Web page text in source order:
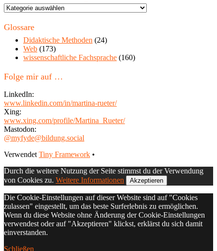
Themen
diesem
Glossare
Didaktische Methoden (24)
Web (173)
wissenschaftliche Fachsprache (160)
Folge mir auf …
LinkedIn:
www.linkedin.com/in/martina-rueter/
Xing:
www.xing.com/profile/Martina_Rueter/
Mastodon:
@myfyde@bildung.social
Footer
Inhalt
Verwendet Tiny Framework •
Durch die weitere Nutzung der Seite stimmst du der Verwendung
von Cookies zu. Weitere Informationen Akzeptieren
Die Cookie-Einstellungen auf dieser Website sind auf "Cookies
zulassen" eingestellt, um das beste Surferlebnis zu ermöglichen.
Wenn du diese Website ohne Änderung der Cookie-Einstellungen
verwendest oder auf "Akzeptieren" klickst, erklärst du sich damit
einverstanden.
Schließen